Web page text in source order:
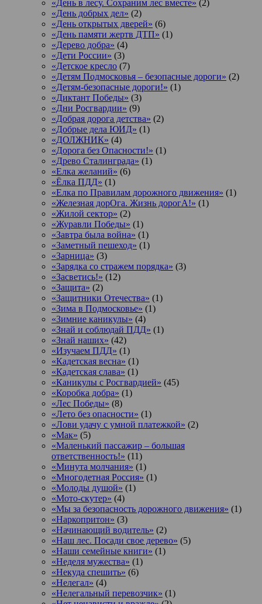
«День в лесу. Сохраним лес вместе» (2)
«День добрых дел» (2)
«День открытых дверей» (6)
«День памяти жертв ДТП» (1)
«Дерево добра» (4)
«Дети России» (3)
«Детское кресло (7)
«Детям Подмосковья – безопасные дороги» (2)
«Детям-безопасные дороги!» (1)
«Диктант Победы» (3)
«Дни Росгвардии» (9)
«Добрая дорога детства» (2)
«Добрые дела ЮИД» (1)
«ДОЛЖНИК» (4)
«Дорога без Опасности!» (1)
«Древо Сталинграда» (1)
«Елка желаний» (6)
«Ёлка ПДД» (1)
«Елка по Правилам дорожного движения» (1)
«Железная дорОга. Жизнь дорогА!» (1)
«Жилой сектор» (2)
«Журавли Победы» (1)
«Завтра была война» (1)
«Заметный пешеход» (1)
«Зарница» (3)
«Зарядка со стражем порядка» (3)
«Засветись!» (12)
«Защита» (2)
«Защитники Отечества» (1)
«Зима в Подмосковье» (1)
«Зимние каникулы» (4)
«Знай и соблюдай ПДД» (1)
«Знай наших» (42)
«Изучаем ПДД» (1)
«Кадетская весна» (1)
«Кадетская слава» (1)
«Каникулы с Росгвардией» (45)
«Коробка добра» (1)
«Лес Победы» (8)
«Лето без опасности» (1)
«Лови удачу с умной платежкой» (2)
«Мак» (5)
«Маленький пассажир – большая
ответственность!» (11)
«Минута молчания» (1)
«Многодетная Россия» (1)
«Молоды душой» (1)
«Мото-скутер» (4)
«Мы за безопасность дорожного движения» (1)
«Наркопритон» (3)
«Начинающий водитель» (2)
«Наш лес. Посади свое дерево» (5)
«Наши семейные книги» (1)
«Неделя мужества» (1)
«Некуда спешить» (6)
«Нелегал» (4)
«Нелегальный перевозчик» (1)